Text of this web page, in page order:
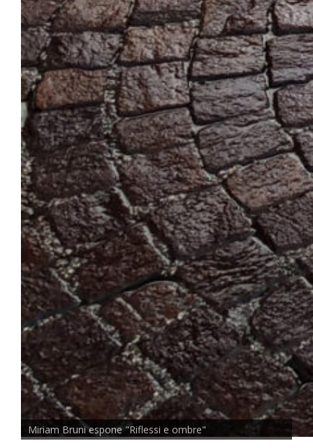
Miriam Bruni espone "Riflessi e ombre"